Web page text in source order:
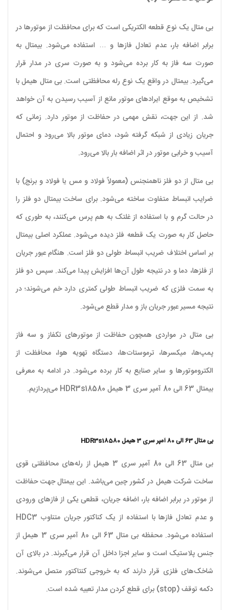
بی متال یک نوع قطعه الکتریکی است که برای محافظت از موتورها در
برابر اضافه بار، عدم تعادل فازها و … استفاده می‌شود. بیمتال به
صورت سه فاز به کار برده می‌شود و به صورت سری در مدار قرار
می‌گیرد. بیمتال در واقع یک نوع رله محافظتی است. بی متال هیمل با
تشخیص به موقع ایرادهای موتور مانع از آسیب رسیدن به آن خواهد
شد. از این جهت، نقش مهمی در حفاظت از موتور دارد. زمانی که
جریان زیادی از شبکه گرفته شود، دمای موتور بالا می‌رود و احتمال
آسیب و خرابی موتور در اثر اضافه بار بالا می‌رود.
بی متال از دو فلز ناهمنجنس (معمولاً فولاد و مس یا فولاد و برنج) با
ضرایب انبساط متفاوت ساخته می‌شود. برای ساخت بیمتال دو فلز را
در حالت گرم و با استفاده از غلتک به هم پرس می‌کنند، به طوری که
حاصل کار به صورت یک قطعه فلز دیده می‌شود. عملکرد اصلی بیمتال
بر اساس اختلاف ضریب انبساط طولی دو فلز است. هنگام عبور جریان
از فلزها، دما و در نتیجه طول آن‌ها افزایش پیدا می‌کند. سپس دو فلز
به سمت فلزی که ضریب انبساط طولی کمتری دارد خم می‌شوند؛ در
نتیجه مسیر عبور جریان باز و مدار قطع می‌شود.
بی متال‌ در مواردی همچون حفاظت از موتورهای تکفاز و سه فاز
پمپ‌ها، میکسرها، ترموستات‌ها، دستگاه تهویه هوا، محافظت از
الکتروموتورها و سایر صنایع به کار برده می‌شود. در ادامه به معرفی
بیمتال 63 الی 80 آمپر سری 3 هیمل HDR3s18580 می‌پردازیم.
بی متال 63 الی 80 آمپر سری 3 هیمل HDR3s18580
بی متال 63 الی 80 آمپر سری 3 هیمل از رله‌های محافظتی قوی
ساخت شرکت هیمل در کشور چین می‌باشد. این بیمتال جهت حفاظت
از موتور در برابر اضافه بار، اضافه جریان، قطعی یکی از فازهای ورودی
و عدم تعادل فازها با استفاده از یک کناکتور جریان متناوب HDC3
استفاده می‌شود. محفظه بی متال 63 الی 80 آمپر سری 3 هیمل از
جنس پلاستیک است و سایر اجزا داخل آن قرار می‌گیرند. در بالای آن
شاخک‌های فلزی قرار دارند که به خروجی کنتاکتور متصل می‌شوند.
دکمه توقف (stop) برای قطع کردن مدار تعبیه شده است.